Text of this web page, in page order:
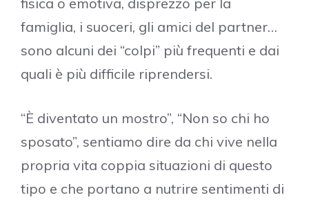
famiglia, i suoceri, gli amici del partner…
sono alcuni dei “colpi” più frequenti e dai
quali è più difficile riprendersi.
“È diventato un mostro”, “Non so chi ho
sposato”, sentiamo dire da chi vive nella
propria vita coppia situazioni di questo
tipo e che portano a nutrire sentimenti di